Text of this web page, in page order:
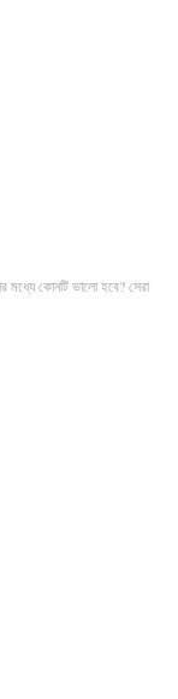
মধ্যে কোনটি ভালো হবে? সেরা